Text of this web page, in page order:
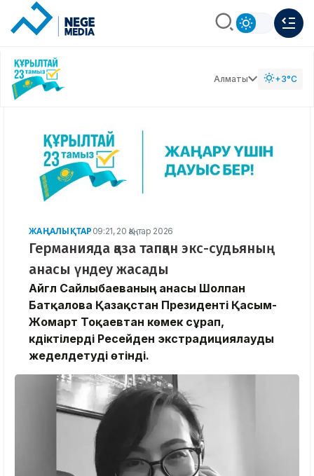
Алматы +3°C
ЖАҢАЛЫҚТАР 09:21, 20 Қаңтар 2026
Германияда қаза тапқан экс-судьяның
анасы үндеу жасады
​Айгүл Сайлыбаеваның анасы Шолпан
Батқалова Қазақстан Президенті Қасым-
Жомарт Тоқаевтан көмек сұрап,
күдіктілерді Ресейден экстрадициялауды
жеделдетуді өтінді.